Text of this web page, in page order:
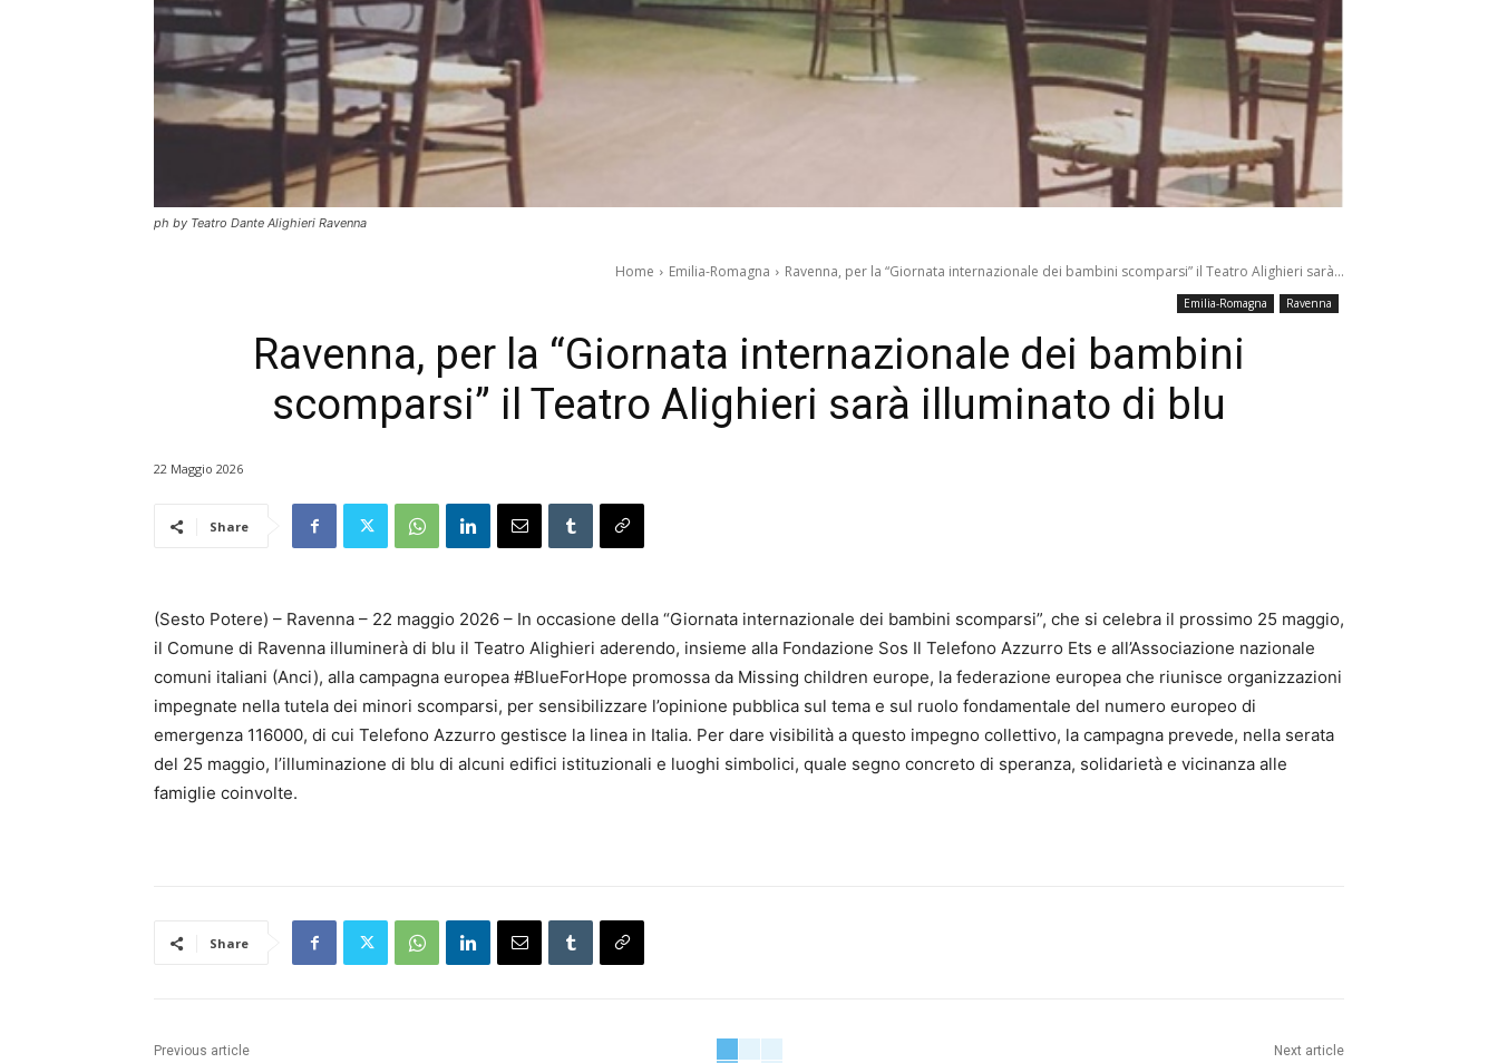
ph by Teatro Dante Alighieri Ravenna
Home Emilia-Romagna Ravenna, per la “Giornata internazionale dei bambini scomparsi” il Teatro Alighieri sarà...
Emilia-Romagna Ravenna
Ravenna, per la “Giornata internazionale dei bambini
scomparsi” il Teatro Alighieri sarà illuminato di blu
22 Maggio 2026
Share
(Sesto Potere) – Ravenna – 22 maggio 2026 – In occasione della “Giornata internazionale dei bambini scomparsi”, che si celebra il prossimo 25 maggio,
il Comune di Ravenna illuminerà di blu il Teatro Alighieri aderendo, insieme alla Fondazione Sos Il Telefono Azzurro Ets e all’Associazione nazionale
comuni italiani (Anci), alla campagna europea #BlueForHope promossa da Missing children europe, la federazione europea che riunisce organizzazioni
impegnate nella tutela dei minori scomparsi, per sensibilizzare l’opinione pubblica sul tema e sul ruolo fondamentale del numero europeo di
emergenza 116000, di cui Telefono Azzurro gestisce la linea in Italia. Per dare visibilità a questo impegno collettivo, la campagna prevede, nella serata
del 25 maggio, l’illuminazione di blu di alcuni edifici istituzionali e luoghi simbolici, quale segno concreto di speranza, solidarietà e vicinanza alle
famiglie coinvolte.
Share
Previous article Next article